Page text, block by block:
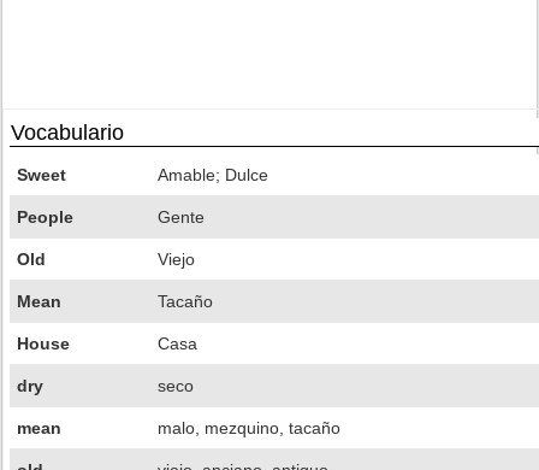
Vocabulario
Sweet Amable; Dulce
People Gente
Old Viejo
Mean Tacaño
House Casa
dry seco
mean malo, mezquino, tacaño